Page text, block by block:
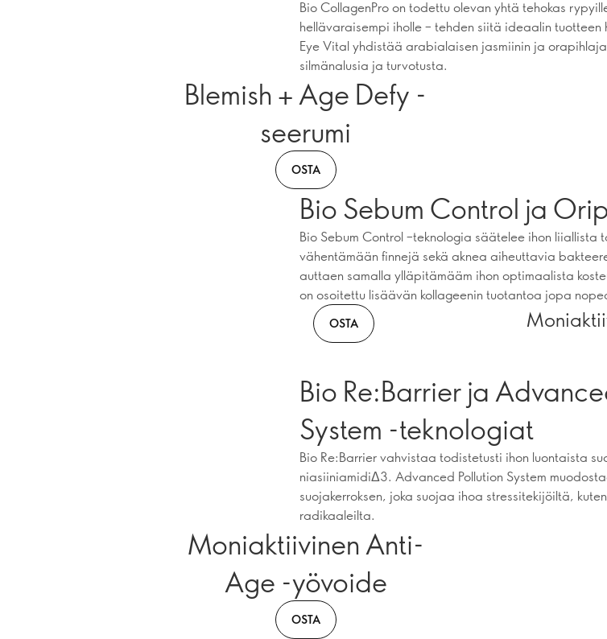
Bio CollagenPro on todettu olevan yhtä tehokas
hellävaraisempi iholle – tehden siitä ideaalin tuotteen
Eye Vital yhdistää arabialaisen jasmiinin ja
silmänalusia ja turvotusta.
Blemish + Age Defy -
seerumi
OSTA
Bio Sebum Control ja
Bio Sebum Control –teknologia säätelee ihon
vähentämään finnejä sekä aknea aiheuttavia
auttaen samalla ylläpitämääm ihon optimaalista
on osoitettu lisäävän kollageenin tuotantoa jopa
OSTA
Bio Re:Barrier ja
System -teknologiat
Bio Re:Barrier vahvistaa todistetusti ihon luontaista
niasiiniamidiΔ3. Advanced Pollution System
suojakerroksen, joka suojaa ihoa stressitekijöiltä,
radikaaleilta.
Moniaktiivinen Anti-
Age -yövoide
OSTA